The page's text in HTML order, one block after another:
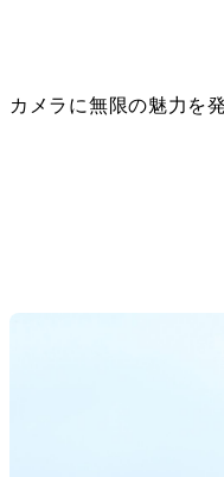
カメラに無限の魅力